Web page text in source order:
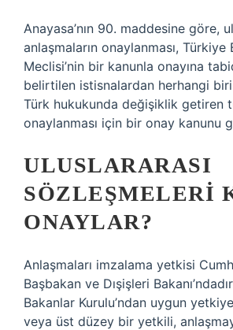
Anayasa’nın 90. maddesine göre,
anlaşmaların onaylanması,
Meclisi’nin bir kanunla onayına
belirtilen istisnalardan herhangi
Türk hukukunda değişiklik getiren
onaylanması için bir onay kanunu
ULUSLARARASI
SÖZLEŞMELERI
ONAYLAR?
Anlaşmaları imzalama yetkisi
Başbakan ve Dışişleri
Bakanlar Kurulu’ndan uygun
veya üst düzey bir yetkili,